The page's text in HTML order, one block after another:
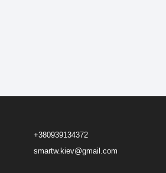
+380939134372
smartw.kiev@gmail.com